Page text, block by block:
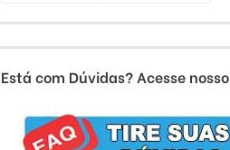
Está com Dúvidas? Acesse nosso